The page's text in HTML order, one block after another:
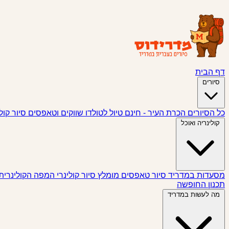
דף הבית
סיורים
כל הסיורים הכרת העיר - חינם טיול לטולדו שווקים וטאפסים סיור
קולינריה ואוכל
מסעדות במדריד סיור טאפסים מומלץ סיור קולינרי המפה
תכנון החופשה
מה לעשות במדריד